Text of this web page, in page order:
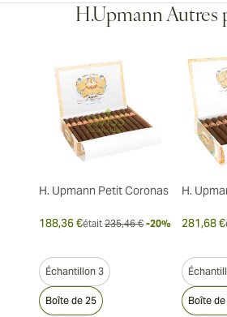
H.Upmann Autres
H. Upmann Petit Coronas
188,36 €était 235,46 € -20%
Échantillon 3
Boîte de 25
H.
281,68 €
Boîte